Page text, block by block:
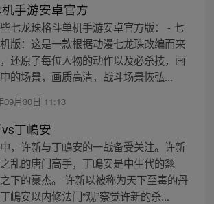
手游安卓官方
七龙珠格斗单机手游安卓官方版： - 七
版：这是一款根据动漫七龙珠改编而来
还原了每位人物的动作以及必杀技，画
的场景，画质高清，战斗场景恢弘...
09月30日 11:13
丁嶋安
，许新与丁嶋安的一战备受关注。许新
乱的唐门高手，丁嶋安是中生代的翘
下的豪杰。 许新以被称为天下至毒的丹
嶋安以内修法门“观”察觉许新的杀...